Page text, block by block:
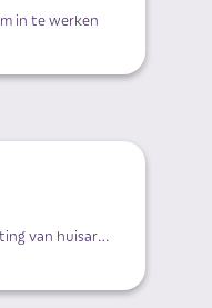
in te werken
minimale eisen voor huisvesting van huisartsen